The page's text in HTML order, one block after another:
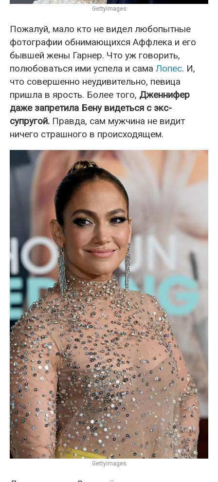
Gettyimages
Пожалуй, мало кто не видел любопытные
фотографии обнимающихся Аффлека и его
бывшей жены Гарнер. Что уж говорить,
полюбоваться ими успела и сама Лопес. И,
что совершенно неудивительно, певица
пришла в ярость. Более того, Дженнифер
даже запретила Бену видеться с экс-
супругой. Правда, сам мужчина не видит
ничего страшного в происходящем.
Gettyimages